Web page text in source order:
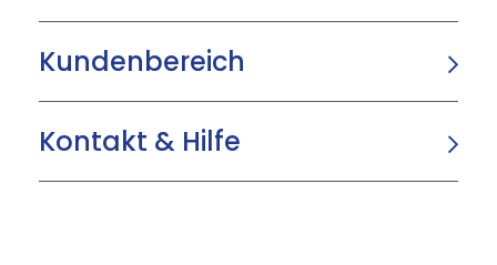
Kundenbereich
Kontakt & Hilfe